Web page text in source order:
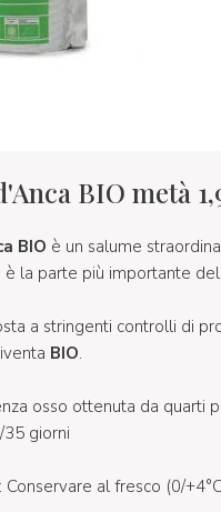
BIO metà
BIO è un salume
è la parte più importante
a stringenti controlli di
BIO.
osso ottenuta da quarti
giorni
al fresco (0/